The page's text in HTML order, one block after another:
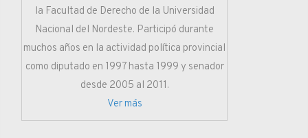
la Facultad de Derecho de la Universidad
Nacional del Nordeste. Participó durante
muchos años en la actividad política provincial
como diputado en 1997 hasta 1999 y senador
desde 2005 al 2011.
Ver más